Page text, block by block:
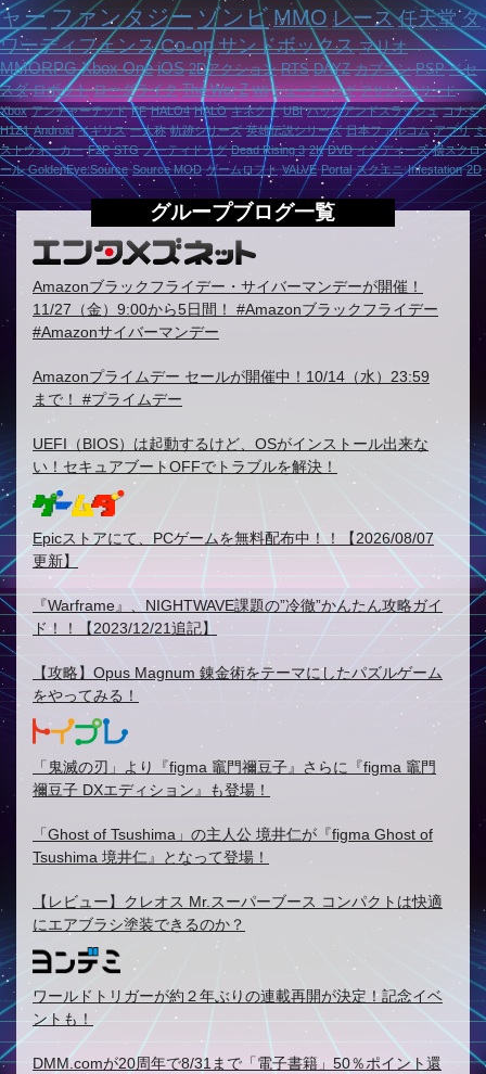
ャーファンタジー ゾンビ MMO レース 任天堂 タ
ワーディフェンス Co-op サンドボックス マリオ
MMORPG Xbox One iOS 2Dアクション RTS DAYZ カプコン PSP ベセ
スダ ロボット ローグライク The War Z Wii シューティング アサシンクリード
Xbox アンチャーテッド FF HALO4 HALO キネクト UBI ハックアンドスラッシュ コナミ
H1Z1 Android イギリス 一人称 軌跡シリーズ 英雄伝説シリーズ 日本ファルコム アプリ ミ
ストウォーカー F2P STG ノーティドッグ Dead Rising 3 2K DVD インディーズ 横スクロ
ール GoldenEye:Source Source MOD ゲームロフト VALVE Portal スクエニ Infestation 2D
グループブログ一覧
Amazonブラックフライデー・サイバーマンデーが開催！
11/27（金）9:00から5日間！ #Amazonブラックフライデー
#Amazonサイバーマンデー
Amazonプライムデー セールが開催中！10/14（水）23:59
まで！ #プライムデー
UEFI（BIOS）は起動するけど、OSがインストール出来な
い！セキュアブートOFFでトラブルを解決！
Epicストアにて、PCゲームを無料配布中！！【2026/08/07
更新】
『Warframe』、NIGHTWAVE課題の”冷徹”かんたん攻略ガイ
ド！！【2023/12/21追記】
【攻略】Opus Magnum 錬金術をテーマにしたパズルゲーム
をやってみる！
「鬼滅の刃」より『figma 竈門禰豆子』さらに『figma 竈門
禰豆子 DXエディション』も登場！
「Ghost of Tsushima」の主人公 境井仁が『figma Ghost of
Tsushima 境井仁』となって登場！
【レビュー】クレオス Mr.スーパーブース コンパクトは快適
にエアブラシ塗装できるのか？
ワールドトリガーが約２年ぶりの連載再開が決定！記念イベ
ントも！
DMM.comが20周年で8/31まで「電子書籍」50％ポイント還